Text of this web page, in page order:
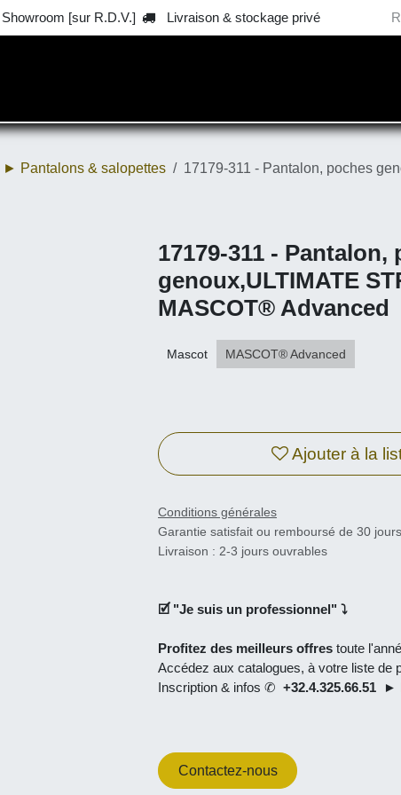
Showroom [sur R.D.V.] Livraison & stockage privé
► Pantalons & salopettes 17179-311 - Pantalon, poches
17179-311 -
genoux,ULTIMATE
[Pantalon]
Mascot MASCOT® Advanced
Ajouter à la
Conditions générales
Garantie satisfait ou remboursé de 30 jours
Livraison : 2-3 jours ouvrables
🗹 "Je suis un professionnel
Profitez des meilleurs offres toute
Accédez aux catalogues, à votre liste de
Inscription & infos ✆ +32.4.325.66.51►
Contactez-nous